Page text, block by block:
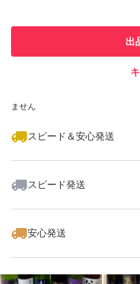
ません
スピード＆安心発送
スピード発送
安心発送
出